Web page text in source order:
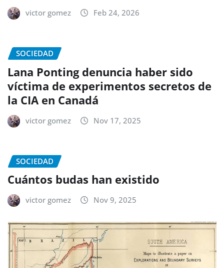
victor gomez Feb 24, 2026
SOCIEDAD
Lana Ponting denuncia haber sido
víctima de experimentos secretos de
la CIA en Canadá
victor gomez Nov 17, 2025
SOCIEDAD
Cuántos budas han existido
victor gomez Nov 9, 2025